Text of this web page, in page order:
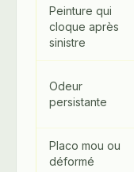
Peinture qui
cloque après
sinistre
Odeur
persistante
Placo mou ou
déformé